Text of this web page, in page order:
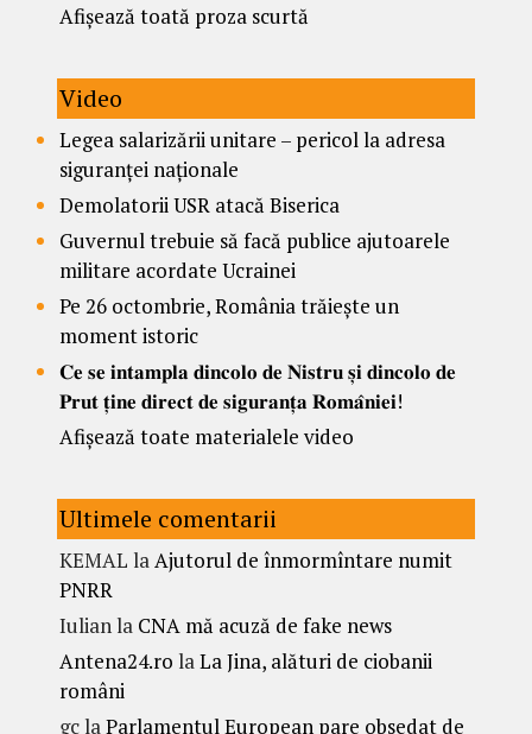
Afișează toată proza scurtă
Video
Legea salarizării unitare – pericol la adresa
siguranței naționale
Demolatorii USR atacă Biserica
Guvernul trebuie să facă publice ajutoarele
militare acordate Ucrainei
Pe 26 octombrie, România trăiește un
moment istoric
𝐂𝐞 𝐬𝐞 𝐢𝐧𝐭𝐚𝐦𝐩𝐥𝐚 𝐝𝐢𝐧𝐜𝐨𝐥𝐨 𝐝𝐞 𝐍𝐢𝐬𝐭𝐫𝐮 𝐬̦𝐢 𝐝𝐢𝐧𝐜𝐨𝐥𝐨 𝐝𝐞
𝐏𝐫𝐮𝐭 𝐭̦𝐢𝐧𝐞 𝐝𝐢𝐫𝐞𝐜𝐭 𝐝𝐞 𝐬𝐢𝐠𝐮𝐫𝐚𝐧𝐭̦𝐚 𝐑𝐨𝐦𝐚̂𝐧𝐢𝐞𝐢!
Afișează toate materialele video
Ultimele comentarii
KEMAL laAjutorul de înmormîntare numit
PNRR
Iulianla CNA mă acuză de fake news
Antena24.ro laLa Jina, alături de ciobanii
români
gclaParlamentul European pare obsedat de